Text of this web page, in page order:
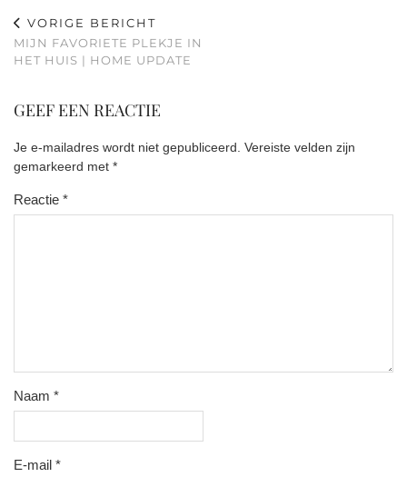
VORIGE BERICHT
MIJN FAVORIETE PLEKJE IN
HET HUIS | HOME UPDATE
GEEF EEN REACTIE
Je e-mailadres wordt niet gepubliceerd. Vereiste velden zijn
gemarkeerd met *
Reactie *
Naam *
E-mail *